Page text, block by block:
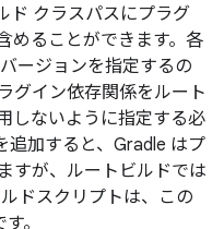
ド クラスパスにプラグ
めることができます。各
ージョンを指定するの
グイン依存関係をルート
しないように指定する必
追加すると、Gradle はプ
すが、ルートビルドでは
ドスクリプトは、この
。